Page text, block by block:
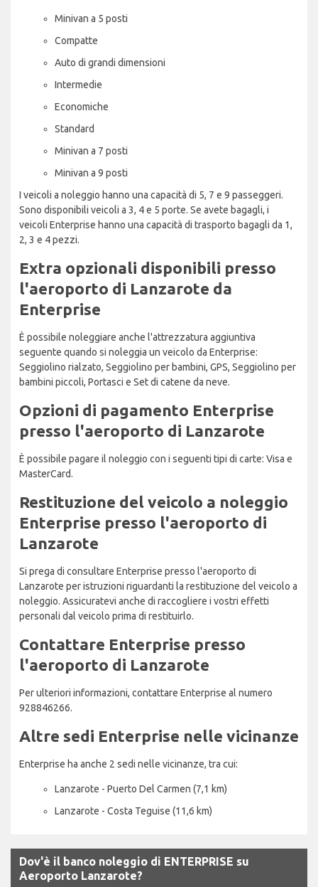
Minivan a 5 posti
Compatte
Auto di grandi dimensioni
Intermedie
Economiche
Standard
Minivan a 7 posti
Minivan a 9 posti
I veicoli a noleggio hanno una capacità di 5, 7 e 9 passeggeri.
Sono disponibili veicoli a 3, 4 e 5 porte. Se avete bagagli, i
veicoli Enterprise hanno una capacità di trasporto bagagli da 1,
2, 3 e 4 pezzi.
Extra opzionali disponibili presso
l'aeroporto di Lanzarote da
Enterprise
È possibile noleggiare anche l'attrezzatura aggiuntiva
seguente quando si noleggia un veicolo da Enterprise:
Seggiolino rialzato, Seggiolino per bambini, GPS, Seggiolino per
bambini piccoli, Portasci e Set di catene da neve.
Opzioni di pagamento Enterprise
presso l'aeroporto di Lanzarote
È possibile pagare il noleggio con i seguenti tipi di carte: Visa e
MasterCard.
Restituzione del veicolo a noleggio
Enterprise presso l'aeroporto di
Lanzarote
Si prega di consultare Enterprise presso l'aeroporto di
Lanzarote per istruzioni riguardanti la restituzione del veicolo a
noleggio. Assicuratevi anche di raccogliere i vostri effetti
personali dal veicolo prima di restituirlo.
Contattare Enterprise presso
l'aeroporto di Lanzarote
Per ulteriori informazioni, contattare Enterprise al numero
928846266.
Altre sedi Enterprise nelle vicinanze
Enterprise ha anche 2 sedi nelle vicinanze, tra cui:
Lanzarote - Puerto Del Carmen (7,1 km)
Lanzarote - Costa Teguise (11,6 km)
Dov'è il banco noleggio di ENTERPRISE su
Aeroporto Lanzarote?